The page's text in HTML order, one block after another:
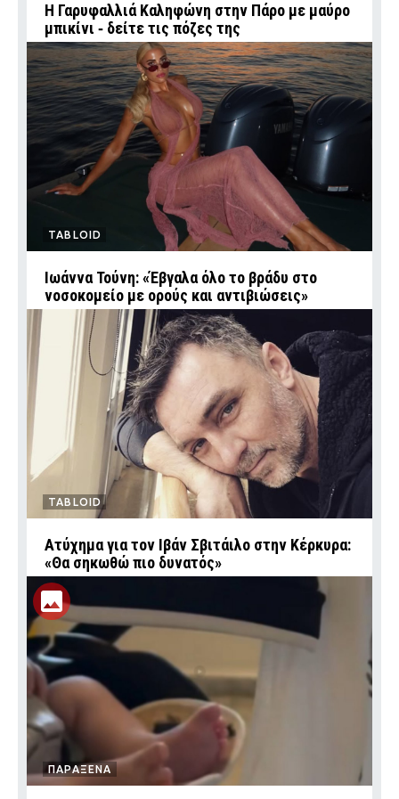
Η Γαρυφαλλιά Καληφώνη στην Πάρο με μαύρο
μπικίνι ‑ δείτε τις πόζες της
TABLOID
Ιωάννα Τούνη: «Έβγαλα όλο το βράδυ στο
νοσοκομείο με ορούς και αντιβιώσεις»
TABLOID
Ατύχημα για τον Ιβάν Σβιτάιλο στην Κέρκυρα:
«Θα σηκωθώ πιο δυνατός»
ΠΑΡΑΞΕΝΑ